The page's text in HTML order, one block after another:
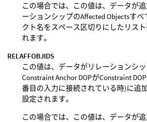
この場合では、この値は、データが
ーションシップのAffected Objectsす
クト名をスペース区切りにしたリス
れます。
RELAFFOBJIDS
この値は、データがリレーションシッ
Constraint Anchor DOPがConstraint
番目の入力に接続されている時)に追
設定されます。
この場合では、この値は、データが